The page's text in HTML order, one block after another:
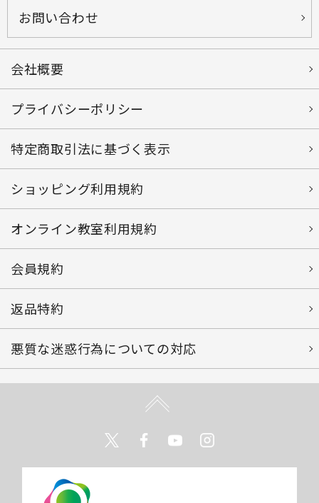
お問い合わせ
会社概要
プライバシーポリシー
特定商取引法に基づく表示
ショッピング利用規約
オンライン教室利用規約
会員規約
返品特約
悪質な迷惑行為についての対応
TwitterFacebookYoutube